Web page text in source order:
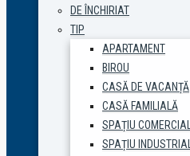
DE ÎNCHIRIAT
TIP
APARTAMENT
BIROU
CASĂ DE VACANȚĂ
CASĂ FAMILIALĂ
SPAȚIU COMERCIAL
SPAȚIU INDUSTRIAL